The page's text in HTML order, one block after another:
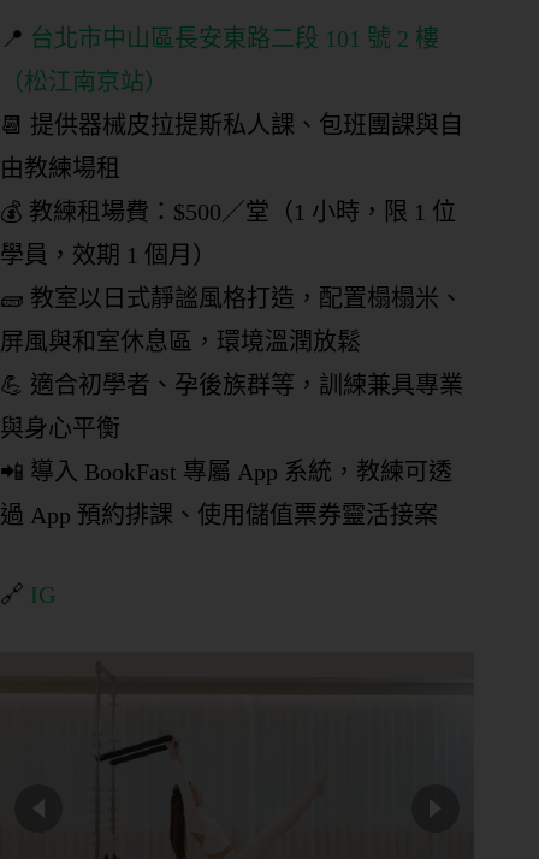
📍 台北市中山區長安東路二段 101 號 2 樓
（松江南京站）
📆 提供器械皮拉提斯私人課、包班團課與自
由教練場租
💰 教練租場費：$500／堂（1 小時，限 1 位
學員，效期 1 個月）
🧱 教室以日式靜謐風格打造，配置榻榻米、
屏風與和室休息區，環境溫潤放鬆
💪 適合初學者、孕後族群等，訓練兼具專業
與身心平衡
📲 導入 BookFast 專屬 App 系統，教練可透
過 App 預約排課、使用儲值票券靈活接案
🔗 IG